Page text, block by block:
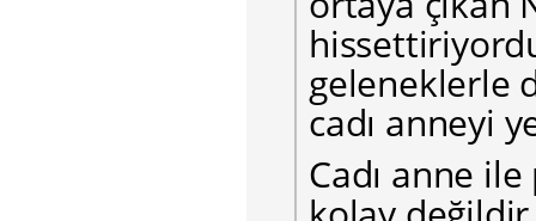
geleneklerle
cadı anneyi
Cadı anne